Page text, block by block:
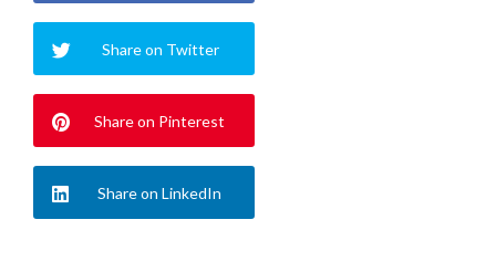
Share on Twitter
Share on Pinterest
Share on LinkedIn